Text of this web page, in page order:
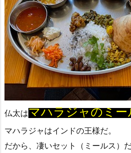
仏太はマハラジャのミー
マハラジャはインドの王様だ。
だから、凄いセット（ミールス）